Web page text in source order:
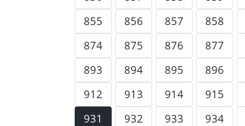
855
856 857 858
874
875 876 877
893
894 895 896
912
913 914 915
931
932 933 934